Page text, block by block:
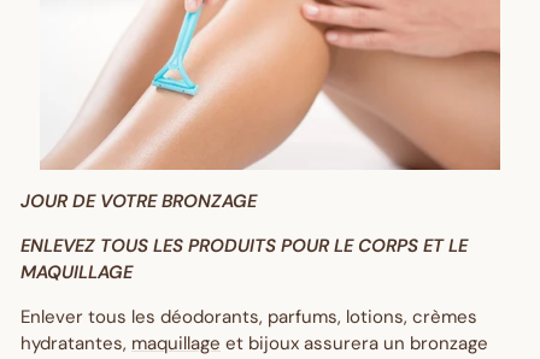
JOUR DE VOTRE BRONZAGE
ENLEVEZ TOUS LES PRODUITS POUR LE CORPS ET LE
MAQUILLAGE
Enlever tous les déodorants, parfums, lotions, crèmes
hydratantes, maquillage et bijoux assurera un bronzage